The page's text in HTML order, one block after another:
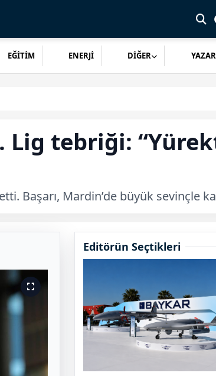
EĞİTİM ENERJİ DİĞER
Lig tebriği:
Başarı, Mardin’de büyük sevinçle
Editörün Seçtikleri